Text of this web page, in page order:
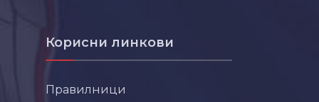
Корисни линкови
Правилници